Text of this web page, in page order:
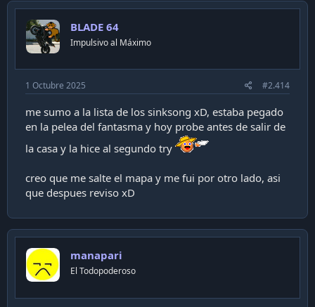
BLADE 64
Impulsivo al Máximo
1 Octubre 2025 #2.414
me sumo a la lista de los sinksong xD, estaba pegado
en la pelea del fantasma y hoy probe antes de salir de
la casa y la hice al segundo try
creo que me salte el mapa y me fui por otro lado, asi
que despues reviso xD
manapari
El Todopoderoso